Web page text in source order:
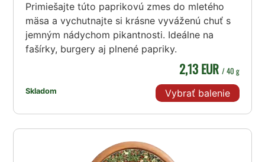
Primiešajte túto paprikovú zmes do mletého
mäsa a vychutnajte si krásne vyváženú chuť s
jemným nádychom pikantnosti. Ideálne na
fašírky, burgery aj plnené papriky.
Skladom
2,13 EUR / 40 g
Vybrať balenie